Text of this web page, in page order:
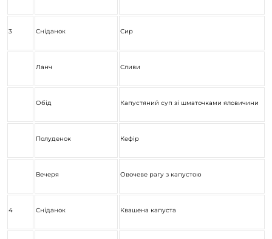
3 Сніданок Сир
Ланч Сливи
Обід Капустяний суп зі шматочками яловичини
Полуденок Кефір
Вечеря Овочеве рагу з капустою
4 Сніданок Квашена капуста